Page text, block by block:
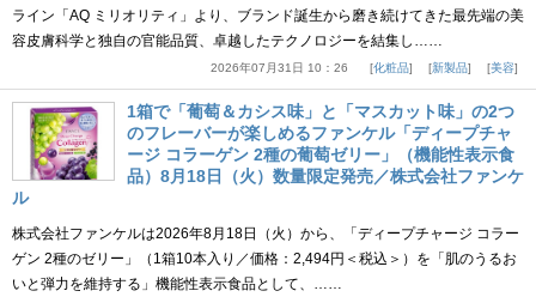
ライン「AQ ミリオリティ」より、ブランド誕生から磨き続けてきた最先端の美
容皮膚科学と独自の官能品質、卓越したテクノロジーを結集し……
2026年07月31日 10：26 化粧品 新製品 美容
1箱で「葡萄＆カシス味」と「マスカット味」の2つ
のフレーバーが楽しめるファンケル「ディープチャ
ージ コラーゲン 2種の葡萄ゼリー」（機能性表示食
品）8月18日（火）数量限定発売／株式会社ファンケ
ル
株式会社ファンケルは2026年8月18日（火）から、「ディープチャージ コラー
ゲン 2種のゼリー」（1箱10本入り／価格：2,494円＜税込＞）を「肌のうるお
いと弾力を維持する」機能性表示食品として、……